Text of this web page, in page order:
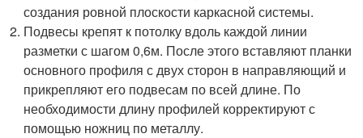
создания ровной плоскости каркасной системы.
Подвесы крепят к потолку вдоль каждой линии
разметки с шагом 0,6м. После этого вставляют планки
основного профиля с двух сторон в направляющий и
прикрепляют его подвесам по всей длине. По
необходимости длину профилей корректируют с
помощью ножниц по металлу.